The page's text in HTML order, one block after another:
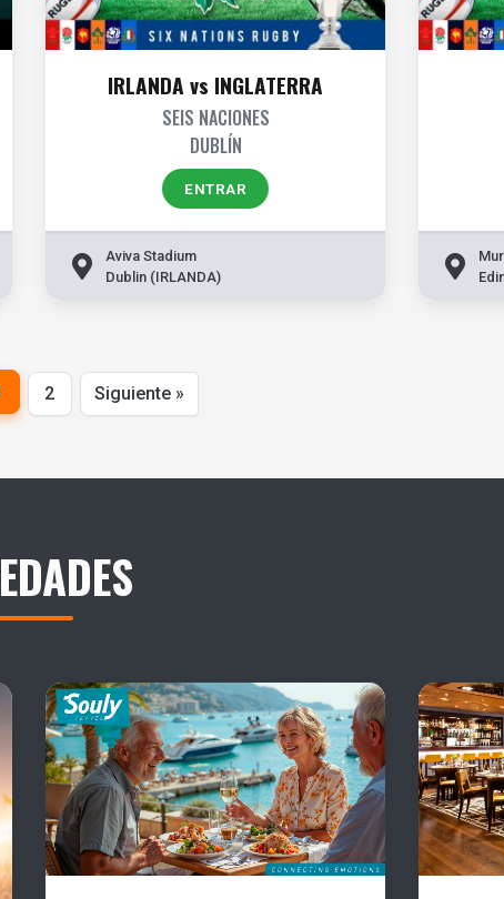
IRLANDA vs INGLATERRA
SEIS NACIONES
DUBLÍN
ENTRAR
Aviva Stadium
Dublin (IRLANDA)
2 Siguiente »